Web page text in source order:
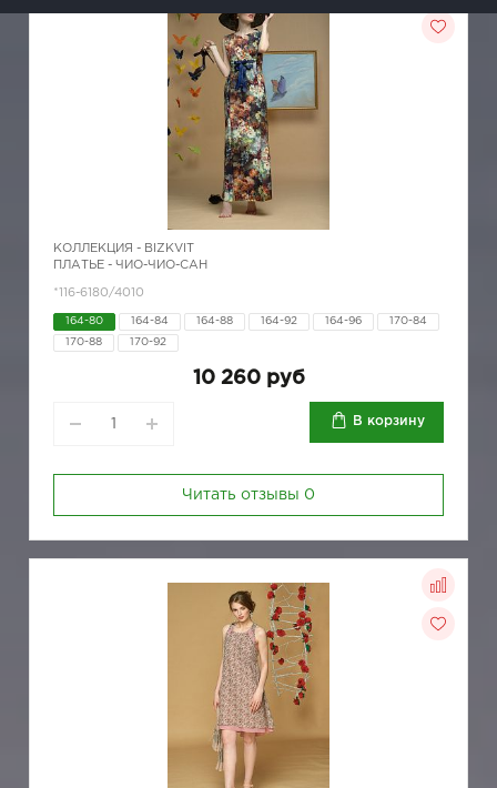
КОЛЛЕКЦИЯ - BIZKVIT
ПЛАТЬЕ - ЧИО-ЧИО-САН
*116-6180/4010
164-80 164-84 164-88 164-92 164-96 170-84
170-88 170-92
10 260 руб
В корзину
Читать отзывы 0